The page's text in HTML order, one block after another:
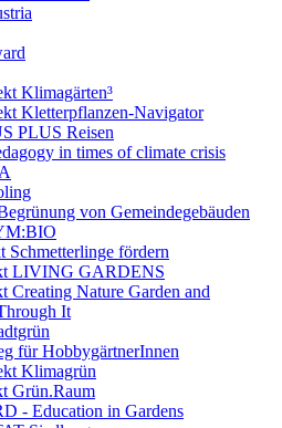
Klimagärten³
Kletterpflanzen-Navigator
PLUS Reisen
in times of climate crisis
von Gemeindegebäuden
Schmetterlinge fördern
LIVING GARDENS
Creating Nature Garden and
It
für HobbygärtnerInnen
Klimagrün
Grün.Raum
- Education in Gardens